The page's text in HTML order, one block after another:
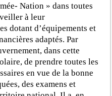
Nation » dans toutes
à leur
dotant d’équipements et
adaptés. Par
dans cette
de prendre toutes les
en vue de la bonne
des examens et